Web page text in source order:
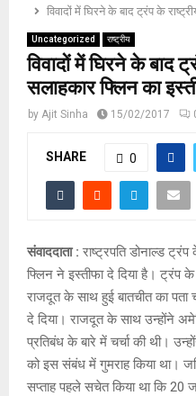
विवादों में घिरने के बाद ट्रंप के
Uncategorized राष्ट्रीय
विवादों में घिरने के बाद
सलाहकार फ्लिन का
by Ajit Sinha 15/02/2017
SHARE 0
संवाददाता : राष्ट्रपति डोनाल्ड
फ्लिन ने इस्तीफा दे दिया है।
राजदूत के साथ हुई बातचीत का पता
दे दिया। राजदूत के साथ उन्होंने
प्रतिबंध के बारे में चर्चा की थी।
को इस संबंध में गुमराह किया था।
सप्ताह पहले सचेत किया था कि